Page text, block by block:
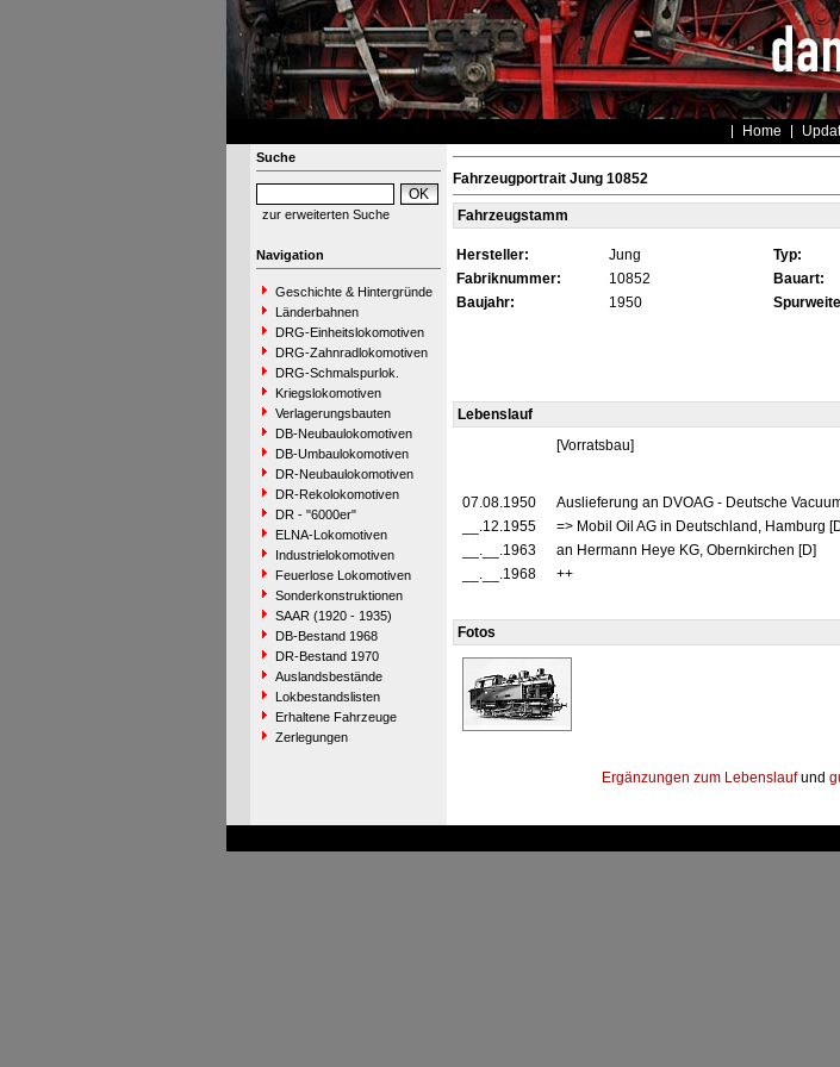
Home
Suche
zur erweiterten Suche
Navigation
Geschichte & Hintergründe
Länderbahnen
DRG-Einheitslokomotiven
DRG-Zahnradlokomotiven
DRG-Schmalspurlok.
Kriegslokomotiven
Verlagerungsbauten
DB-Neubaulokomotiven
DB-Umbaulokomotiven
DR-Neubaulokomotiven
DR-Rekolokomotiven
DR - "6000er"
ELNA-Lokomotiven
Industrielokomotiven
Feuerlose Lokomotiven
Sonderkonstruktionen
SAAR (1920 - 1935)
DB-Bestand 1968
DR-Bestand 1970
Auslandsbestände
Lokbestandslisten
Erhaltene Fahrzeuge
Zerlegungen
Fahrzeugportrait Jung 10852
Fahrzeugstamm
Hersteller: Jung Typ:
Fabriknummer:
10852 Bauart:
Baujahr:
1950
Lebenslauf
[Vorratsbau]
07.08.1950
Auslieferung an DVOAG - Deutsche
__.12.1955
=> Mobil Oil AG in Deutschland, Hamburg
__.__.1963
an Hermann Heye KG, Obernkirchen [D]
__.__.1968
++
Fotos
Ergänzungen zum Lebenslaufund